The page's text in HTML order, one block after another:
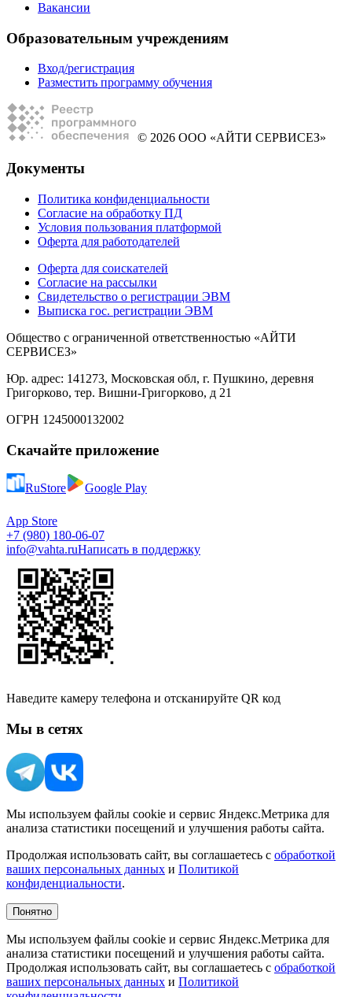
Вакансии
Образовательным учреждениям
Вход/регистрация
Разместить программу обучения
© 2026 ООО «АЙТИ СЕРВИСЕЗ»
Документы
Политика конфиденциальности
Согласие на обработку ПД
Условия пользования платформой
Оферта для работодателей
Оферта для соискателей
Согласие на рассылки
Свидетельство о регистрации ЭВМ
Выписка гос. регистрации ЭВМ
Общество с ограниченной ответственностью «АЙТИ
СЕРВИСЕЗ»
Юр. адрес: 141273, Московская обл, г. Пушкино, деревня
Григорково, тер. Вишни-Григорково, д 21
ОГРН 1245000132002
Скачайте приложение
RuStore Google Play
App Store
+7 (980) 180-06-07
info@vahta.ruНаписать в поддержку
Наведите камеру телефона и отсканируйте QR код
Мы в сетях
Мы используем файлы cookie и сервис Яндекс.Метрика для
анализа статистики посещений и улучшения работы сайта.
Продолжая использовать сайт, вы соглашаетесь с обработкой
ваших персональных данных и Политикой
конфиденциальности.
Понятно
Мы используем файлы cookie и сервис Яндекс.Метрика для
анализа статистики посещений и улучшения работы сайта.
Продолжая использовать сайт, вы соглашаетесь с обработкой
ваших персональных данных и Политикой